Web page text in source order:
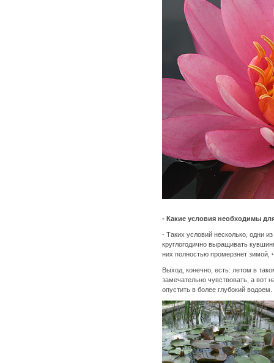
- Какие условия необходимы
- Таких условий несколько, одни
круглогодично выращивать
них полностью промерзнет зимой,
Выход, конечно, есть: летом в
замечательно чувствовать, а вот
опустить в более глубокий водоем.